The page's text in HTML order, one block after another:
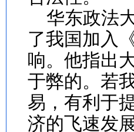
华东政法
了我国加入
响。他指出
于弊的。若
易，有利于
济的飞速发